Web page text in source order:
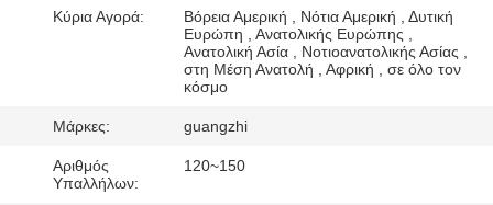
ΈΛΕΓΧΟΣ
ΕΛΆΤΕ
ΕΠΑΦΉ
Κύρια Αγορά:
Βόρεια Αμερική , Νότια Αμερική , Δυτική
Ευρώπη , Ανατολικής Ευρώπης ,
Ανατολική Ασία , Νοτιοανατολικής Ασίας ,
στη Μέση Ανατολή , Αφρική , σε όλο τον
κόσμο
Μάρκες: guangzhi
Αριθμός
Υπαλλήλων:
120~150